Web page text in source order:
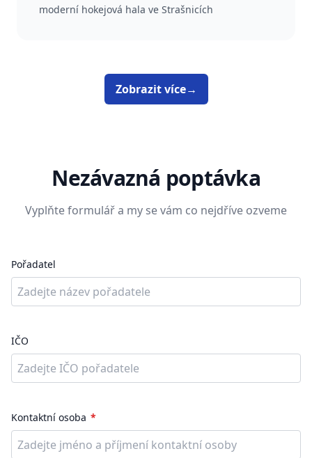
moderní hokejová hala ve Strašnicích
Zobrazit více→
Nezávazná poptávka
Vyplňte formulář a my se vám co nejdříve ozveme
Pořadatel
IČO
Kontaktní osoba